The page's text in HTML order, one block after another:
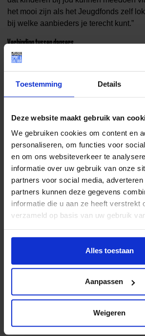
Toestemming Details
Deze website maakt gebruik van
We gebruiken cookies om content en
personaliseren, om functies voor
en om ons websiteverkeer te
informatie over uw gebruik van onze
partners voor social media,
partners kunnen deze gegevens
informatie die u aan ze heeft verstrekt
verzameld op basis van uw gebruik
Alles toestaan
Aanpassen
Weigeren
het mooi zijn als het Jeugdfonds zelf
bij welke aanbieders je terecht kunt.”
Verbinding tussen dansers
Als de financiering voor elkaar is,
onder de dansers is een fijne sfeer,”
draagt bij aan verbinding. Zo zijn we
wereldkampioen is geworden. En net
Special Heroes, een trouwe groep die
Aan het einde van het seizoen
show waar elke groep hun eigenchoreo
doen we met elkaar – de allerkleinsten,
met een beperking en
gezamenlijke dans, dat geeft een
Door naar wedstrijdteam
verder. “Diverse dansers die hulp van
daar ook weer extra kosten bij kijken.
lokale sponsors hebben kunnen
dansoutfits gesponsord en zorgt Albert
waar kinderen van onze dansschool de
verzorgden. Daar zaten ook meiden